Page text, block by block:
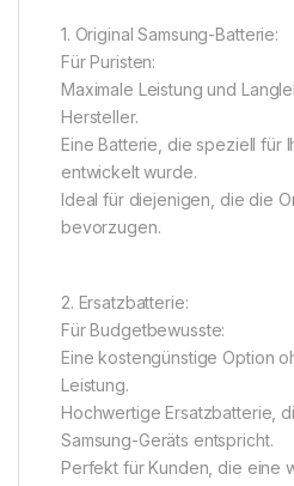
1. Original Samsung-Batterie:
Für Puristen:
Maximale Leistung und
Hersteller.
Eine Batterie, die speziell für
entwickelt wurde.
Ideal für diejenigen, die die
bevorzugen.
2. Ersatzbatterie:
Für Budgetbewusste:
Eine kostengünstige Option
Leistung.
Hochwertige Ersatzbatterie,
Samsung-Geräts entspricht.
Perfekt für Kunden, die eine